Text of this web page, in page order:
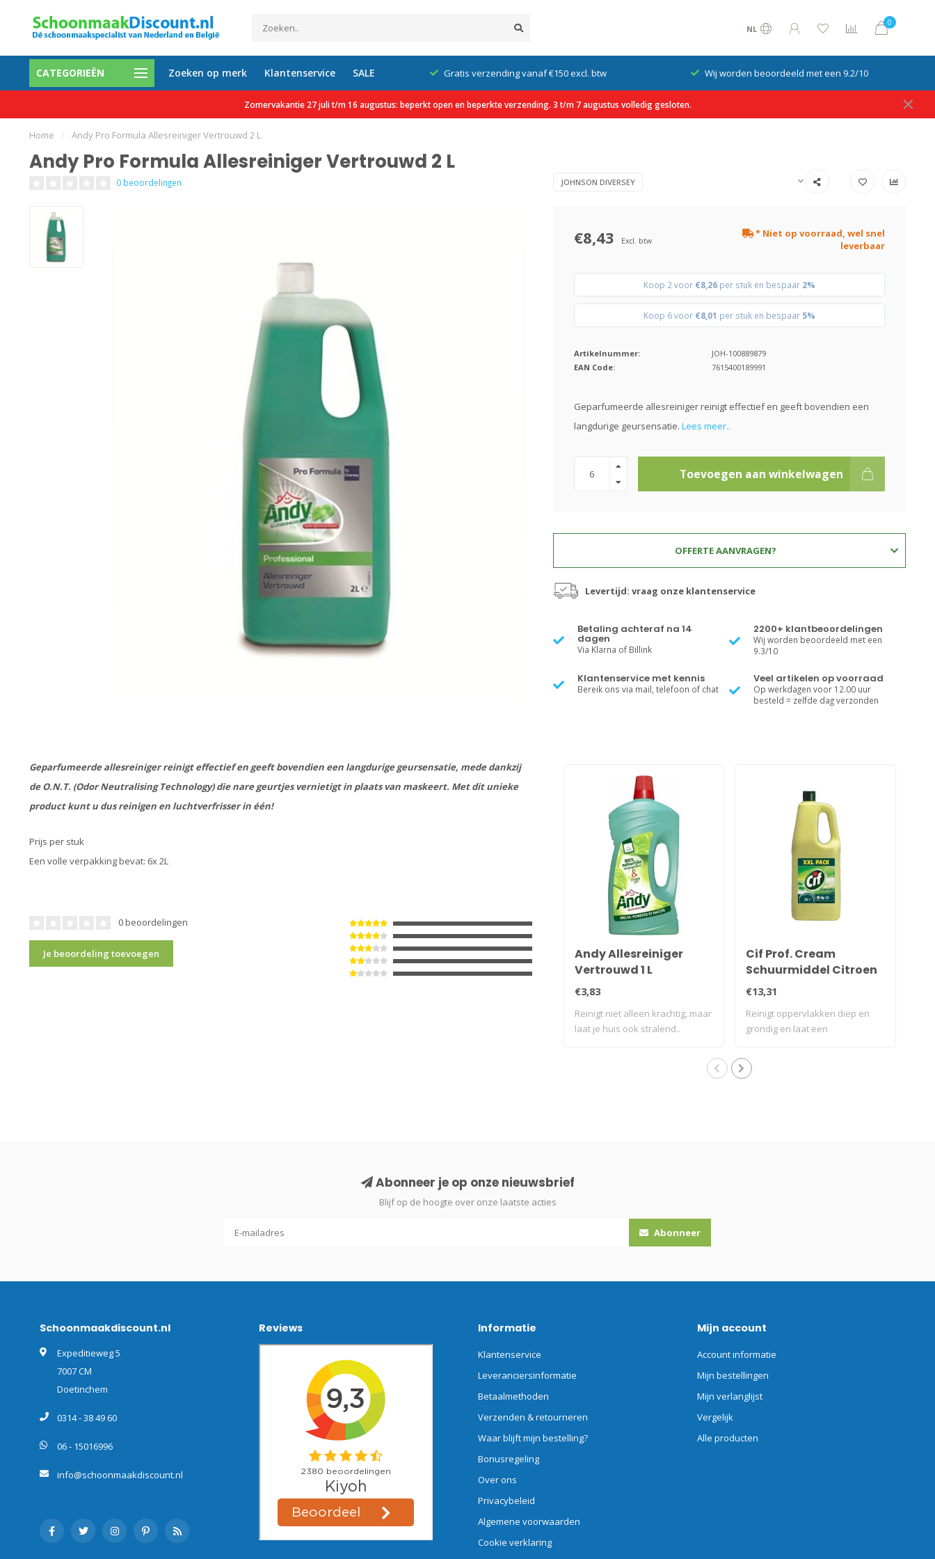
NL
0
CATEGORIEËN Zoeken op merk Klantenservice SALE
mogelijk Al meer dan 35.000 tevreden klanten Gratis verzending vanaf €150 excl. btw Wij worden beoordeeld met een 9.2/10
Zomervakantie 27 juli t/m 16 augustus: beperkt open en beperkte verzending. 3 t/m 7 augustus volledig gesloten.
Home / Andy Pro Formula Allesreiniger Vertrouwd 2 L
Andy Pro Formula Allesreiniger Vertrouwd 2 L
0 beoordelingen JOHNSON DIVERSEY
€8,43 Excl. btw
* Niet op voorraad, wel snel
leverbaar
Koop 2 voor €8,26per stuk en bespaar 2%
Koop 6 voor €8,01 per stuk en bespaar 5%
Artikelnummer:
JOH-100889879
EAN Code:
7615400189991
Geparfumeerde allesreiniger reinigt effectief en geeft bovendien een
langdurige geursensatie. Lees meer..
Toevoegen aan winkelwagen
OFFERTE AANVRAGEN?
Levertijd: vraag onze klantenservice
Betaling achteraf na 14
dagen
Via Klarna of Billink
2200+ klantbeoordelingen
Wij worden beoordeeld met een
9.3/10
Klantenservice met kennis
Bereik ons via mail, telefoon of chat
Veel artikelen op voorraad
Op werkdagen voor 12.00 uur
besteld = zelfde dag verzonden
Geparfumeerde allesreiniger reinigt effectief en geeft bovendien een langdurige geursensatie, mede dankzij
de O.N.T. (Odor Neutralising Technology) die nare geurtjes vernietigt in plaats van maskeert. Met dit unieke
product kunt u dus reinigen en luchtverfrisser in één!
Prijs per stuk
Een volle verpakking bevat: 6x 2L
0 beoordelingen
Je beoordeling toevoegen
Andy Allesreiniger
Vertrouwd 1 L
€3,83
Reinigt niet alleen krachtig, maar
laat je huis ook stralend..
Cif Prof. Cream
Schuurmiddel Citroen
2 L
€13,31
Reinigt oppervlakken diep en
grondig en laat een
Abonneer je op onze nieuwsbrief
Blijf op de hoogte over onze laatste acties
Abonneer
Schoonmaakdiscount.nl
Expeditieweg 5
7007 CM
Doetinchem
0314 - 38 49 60
06 - 15016996
info@schoonmaakdiscount.nl
Reviews Informatie
Klantenservice
Leveranciersinformatie
Betaalmethoden
Verzenden & retourneren
Waar blijft mijn bestelling?
Bonusregeling
Over ons
Privacybeleid
Algemene voorwaarden
Cookie verklaring
Mijn account
Account informatie
Mijn bestellingen
Mijn verlanglijst
Vergelijk
Alle producten